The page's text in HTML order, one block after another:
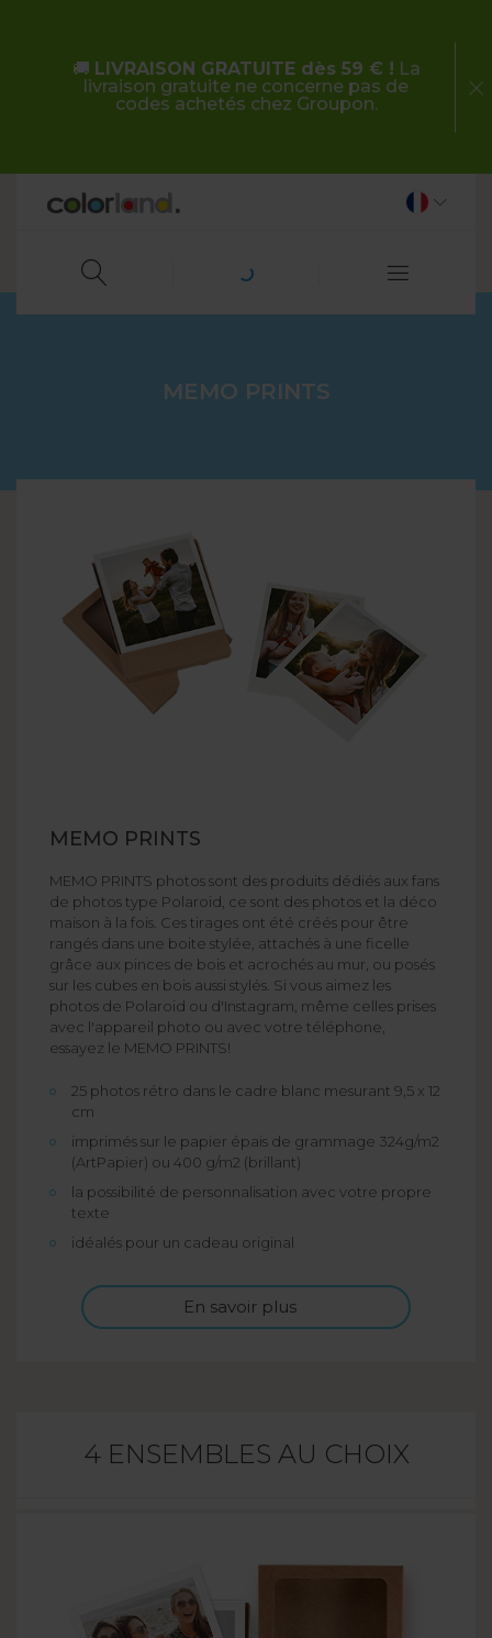
🚚 LIVRAISON GRATUITE dès 59 € ! La
livraison gratuite ne concerne pas de
codes achetés chez Groupon.
MEMO PRINTS
MEMO PRINTS
MEMO PRINTS photos sont des produits dédiés aux fans
de photos type Polaroid, ce sont des photos et la déco
maison à la fois. Ces tirages ont été créés pour être
rangés dans une boite stylée, attachés à une ficelle
grâce aux pinces de bois et acrochés au mur, ou posés
sur les cubes en bois aussi stylés. Si vous aimez les
photos de Polaroid ou d'Instagram, même celles prises
avec l'appareil photo ou avec votre téléphone,
essayez le MEMO PRINTS!
25 photos rétro dans le cadre blanc mesurant 9,5 x 12
cm
imprimés sur le papier épais de grammage 324g/m2
(ArtPapier) ou 400 g/m2 (brillant)
la possibilité de personnalisation avec votre propre
texte
idéalés pour un cadeau original
En savoir plus
4 ENSEMBLES AU CHOIX